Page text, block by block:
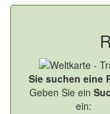
Sie suchen eine
Geben Sie ein
ein: